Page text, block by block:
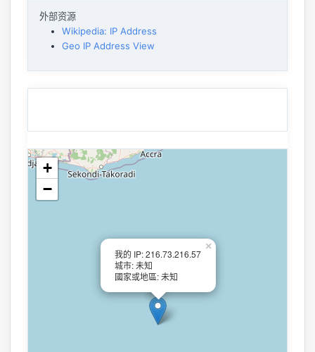
外部资源
Wikipedia: IP Address
Geo IP Address View
我的 IP: 216.73.216.57
城市: 未知
國家或地區: 未知
×
+
−